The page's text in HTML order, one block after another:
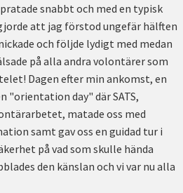
snabbt och med en typisk
att jag förstod ungefär hälften
och följde lydigt med medan
på alla andra volontärer som
Dagen efter min ankomst, en
"orientation day" där SATS,
matade oss med
samt gav oss en guidad tur i
på vad som skulle hända
den känslan och vi var nu alla